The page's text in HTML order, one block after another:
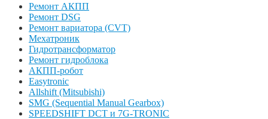
Ремонт АКПП
Ремонт DSG
Ремонт вариатора (CVT)
Мехатроник
Гидротрансформатор
Ремонт гидроблока
АКПП-робот
Easytronic
Allshift (Mitsubishi)
SMG (Sequential Manual Gearbox)
SPEEDSHIFT DCT и 7G-TRONIC